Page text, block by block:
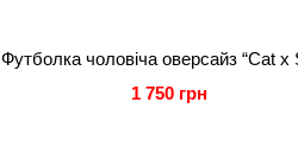
Футболка чоловіча оверсайз “Cat x
1 750 грн